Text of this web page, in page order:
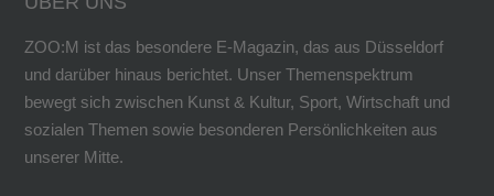
ZOO:M ist das besondere E-Magazin, das aus Düsseldorf
und darüber hinaus berichtet. Unser Themenspektrum
bewegt sich zwischen Kunst & Kultur, Sport, Wirtschaft und
sozialen Themen sowie besonderen Persönlichkeiten aus
unserer Mitte.